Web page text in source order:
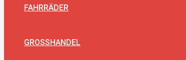
FAHRRÄDER
GROSSHANDEL